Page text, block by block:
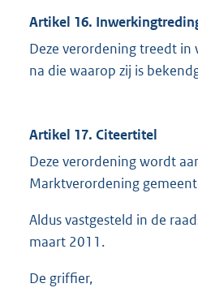
Artikel 16.
Deze verordening treedt in
na die waarop zij is
Artikel 17. Citeertitel
Deze verordening wordt
Marktverordening
Aldus vastgesteld in de
maart 2011.
De griffier,